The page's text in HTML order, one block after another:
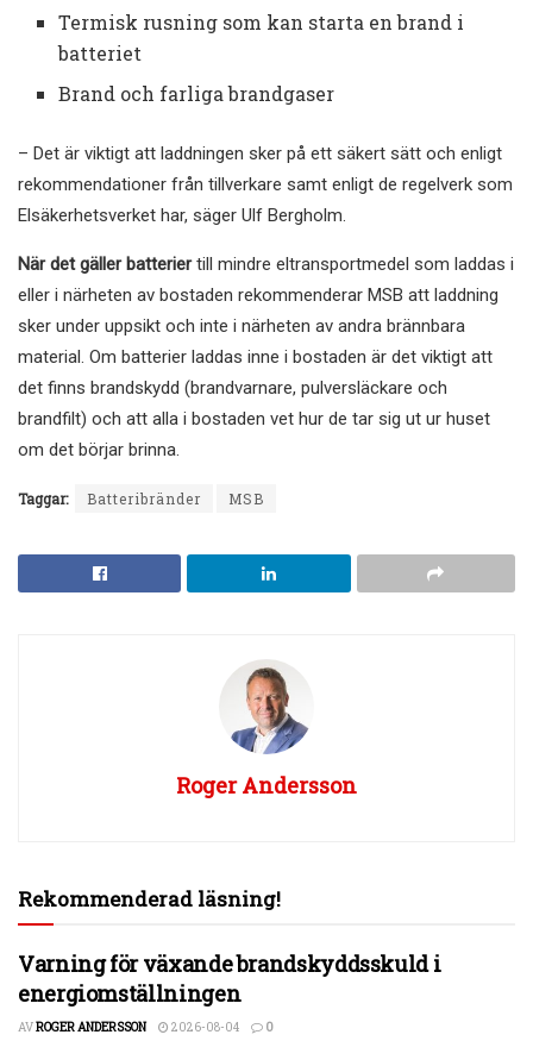
Termisk rusning som kan starta en brand i
batteriet
Brand och farliga brandgaser
– Det är viktigt att laddningen sker på ett säkert sätt och enligt
rekommendationer från tillverkare samt enligt de regelverk som
Elsäkerhetsverket har, säger Ulf Bergholm.
När det gäller batteriertill mindre eltransportmedel som laddas i
eller i närheten av bostaden rekommenderar MSB att laddning
sker under uppsikt och inte i närheten av andra brännbara
material. Om batterier laddas inne i bostaden är det viktigt att
det finns brandskydd (brandvarnare, pulversläckare och
brandfilt) och att alla i bostaden vet hur de tar sig ut ur huset
om det börjar brinna.
Taggar: Batteribränder MSB
Roger Andersson
Rekommenderad läsning!
Varning för växande brandskyddsskuld i
energiomställningen
AVROGER ANDERSSON 2026-08-04 0